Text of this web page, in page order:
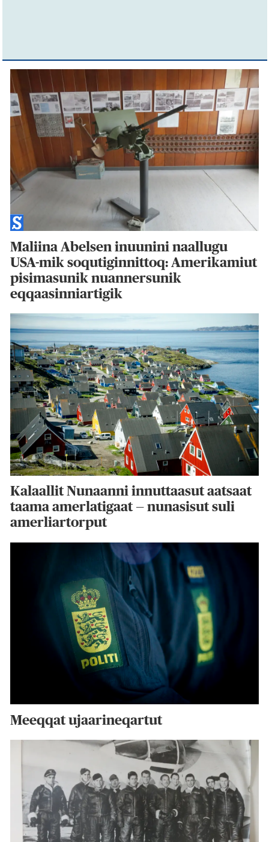
Maliina Abelsen inuunini naallugu
USA-mik soqutiginnittoq: Amerikamiut
pisimasunik nuannersunik
eqqaasinniartigik
Kalaallit Nunaanni innuttaasut aatsaat
taama amerlatigaat — nunasisut suli
amerliartorput
Meeqqat ujaarineqartut